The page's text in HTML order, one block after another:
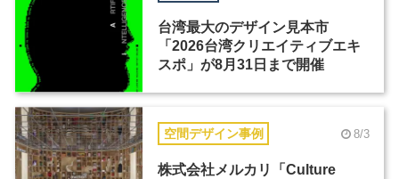
台湾最大のデザイン見本市
「2026台湾クリエイティブエキ
スポ」が8月31日まで開催
空間デザイン事例 8/3
株式会社メルカリ「Culture